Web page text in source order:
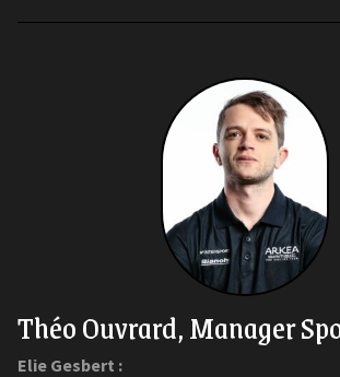
Théo Ouvrard, Manager
Elie Gesbert :